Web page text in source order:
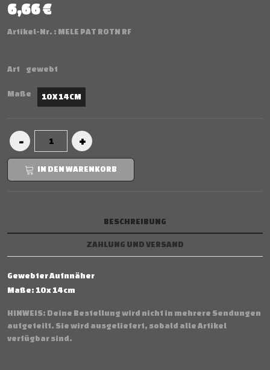
6,66 €
Artikel-Nr. : MELE PAT ROTN RF
Art gewebt
Maße 10 X 14 CM
IN DEN WARENKORB
BESCHREIBUNG
ZAHLUNG UND VERSAND
Gewebter Aufnnäher
Maße: 10 x 14 cm
HINWEIS: Deine Bestellung wird nicht in mehrere Sendungen
aufgeteilt. Sie wird ausgeliefert, sobald alle Artikel
verfügbar sind.